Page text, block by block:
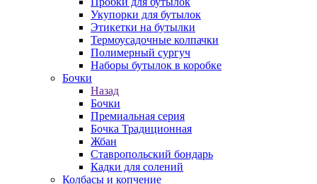
Укупорки для бутылок
Этикетки на бутылки
Термоусадочные колпачки
Полимерный сургуч
Наборы бутылок в коробке
Бочки
Назад
Бочки
Премиальная серия
Бочка Традиционная
Жбан
Ставропольский бондарь
Кадки для солений
Колбасы и копчение